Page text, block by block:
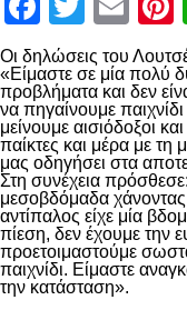
Οι δηλώσεις του
«Είμαστε σε μία πολύ
προβλήματα και δεν
να πηγαίνουμε
μείνουμε αισιόδοξοι
παίκτες και μέρα με
μας οδηγήσει στα
Στη συνέχεια
μεσοβδόμαδα χάνοντας
αντίπαλος είχε μία
πίεση, δεν έχουμε την
προετοιμαστούμε
παιχνίδι. Είμαστε
την κατάσταση».